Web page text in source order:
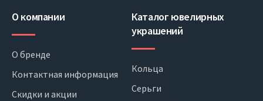
О компании
О бренде
Контактная информация
Скидки и акции
Каталог ювелирных
украшений
Кольца
Серьги